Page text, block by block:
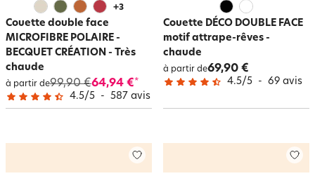
+3
Couette double face
MICROFIBRE POLAIRE -
BECQUET CRÉATION - Très
chaude
à partir de99,90 €64,94 €*
4.5/5 - 587 avis
Couette DÉCO DOUBLE FACE
motif attrape-rêves -
chaude
à partir de69,90 €
4.5/5 - 69 avis